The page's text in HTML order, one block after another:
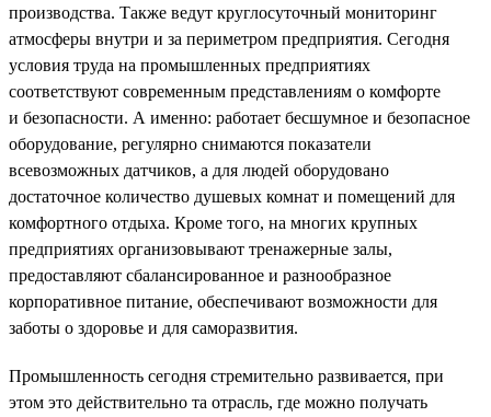
производства. Также ведут круглосуточный мониторинг
атмосферы внутри и за периметром предприятия. Сегодня
условия труда на промышленных предприятиях
соответствуют современным представлениям о комфорте
и безопасности. А именно: работает бесшумное и безопасное
оборудование, регулярно снимаются показатели
всевозможных датчиков, а для людей оборудовано
достаточное количество душевых комнат и помещений для
комфортного отдыха. Кроме того, на многих крупных
предприятиях организовывают тренажерные залы,
предоставляют сбалансированное и разнообразное
корпоративное питание, обеспечивают возможности для
заботы о здоровье и для саморазвития.
Промышленность сегодня стремительно развивается, при
этом это действительно та отрасль, где можно получать